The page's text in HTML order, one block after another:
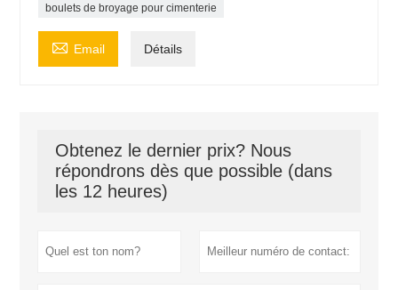
boulets de broyage pour cimenterie
 Email Détails
Obtenez le dernier prix? Nous
répondrons dès que possible (dans
les 12 heures)